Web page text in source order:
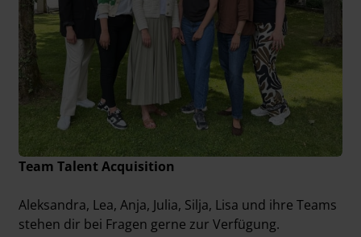
Team Talent Acquisition
Aleksandra, Lea, Anja, Julia, Silja, Lisa und ihre Teams
stehen dir bei Fragen gerne zur Verfügung.